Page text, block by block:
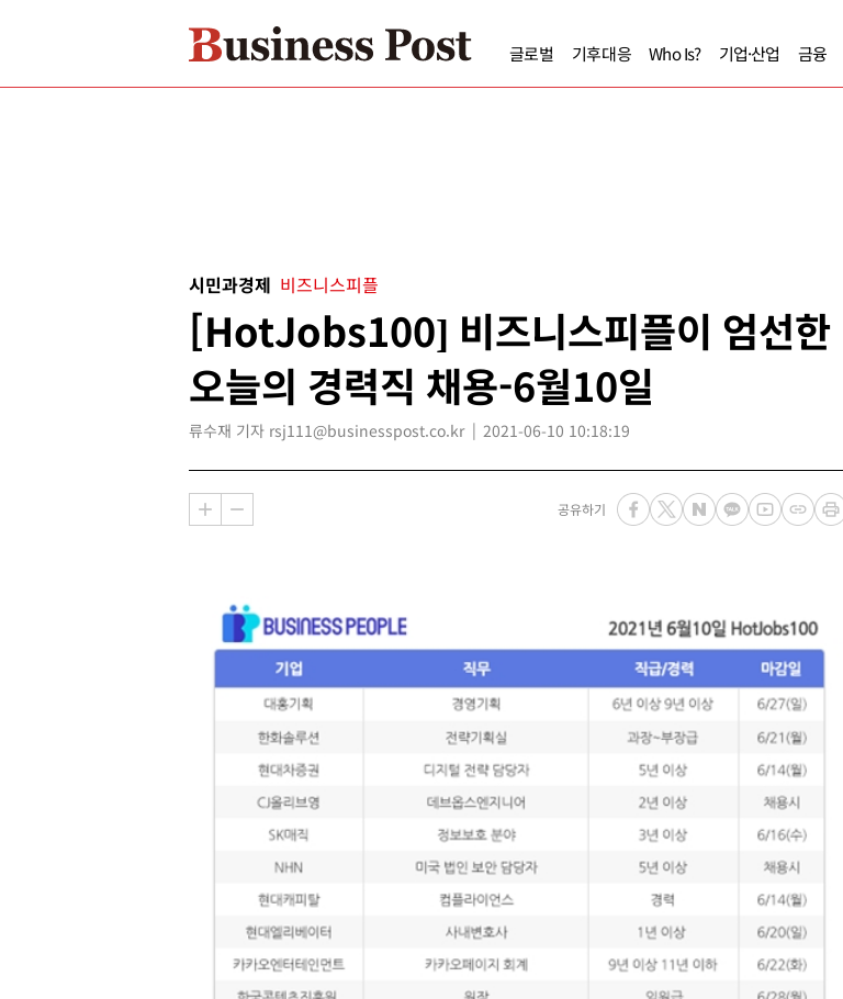
글로벌 기후대응 Who Is? 기업·산업 금융
시민과경제 비즈니스피플
[HotJobs100] 비즈니스피플이 엄선한
오늘의 경력직 채용-6월10일
류수재 기자 rsj111@businesspost.co.kr 2021-06-10 10:18:19
공유하기